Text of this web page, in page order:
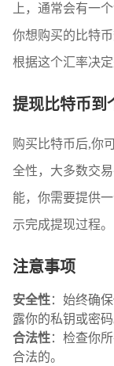
上，通常会有一
你想购买的比特
根据这个汇率决定
提现比特币到
购买比特币后,你
全性，大多数交
能，你需要提供
示完成提现过程。
注意事项
安全性：始终确
露你的私钥或密码
合法性：检查你
合法的。